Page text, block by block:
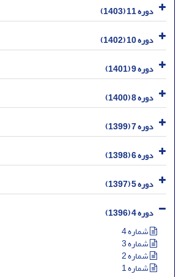
دوره 11 (1403)
دوره 10 (1402)
دوره 9 (1401)
دوره 8 (1400)
دوره 7 (1399)
دوره 6 (1398)
دوره 5 (1397)
دوره 4 (1396)
شماره 4
شماره 3
شماره 2
شماره 1